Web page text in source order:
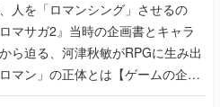
人を「ロマンシング」させるの
マサガ2』当時の企画書とキャラ
ら迫る、河津秋敏がRPGに生み出
マン」の正体とは【ゲームの企画